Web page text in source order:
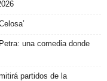
una comedia donde
partidos de la